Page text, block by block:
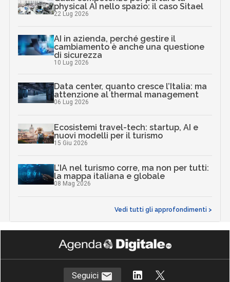
physical AI nello spazio: il caso Sitael
22 Lug 2026
AI in azienda, perché gestire il
cambiamento è anche una questione
di sicurezza
10 Lug 2026
Data center, quanto cresce l’Italia: ma
attenzione al thermal management
06 Lug 2026
Ecosistemi travel-tech: startup, AI e
nuovi modelli per il turismo
15 Giu 2026
L’IA nel turismo corre, ma non per tutti:
la mappa italiana e globale
08 Mag 2026
Vedi tutti gli approfondimenti >
Seguici